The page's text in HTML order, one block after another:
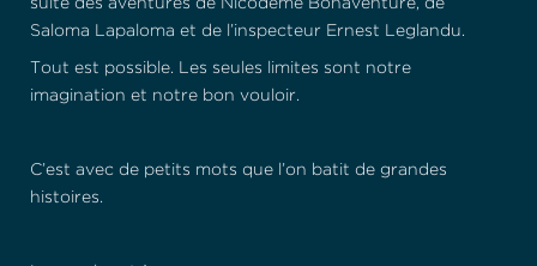
suite des aventures de Nicodème Bonaventure, de
Saloma Lapaloma et de l’inspecteur Ernest Leglandu.
Tout est possible. Les seules limites sont notre
imagination et notre bon vouloir.
C’est avec de petits mots que l’on batit de grandes
histoires.